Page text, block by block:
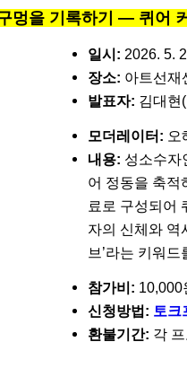
구멍을 기록하기 — 퀴어
일시: 2026. 5.
장소: 아트선재
발표자: 김대현
모더레이터: 오
내용: 성소수자
어 정동을 축적
료로 구성되어
자의 신체와 역
브’라는 키워
참가비: 10,000
신청방법: 토크
환불기간: 각